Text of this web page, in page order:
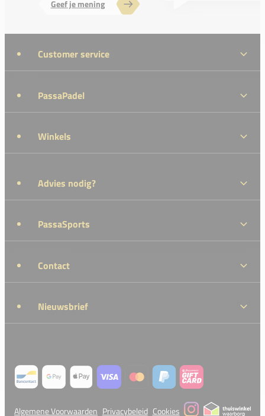
Geef je mening
Customer service
PassaPadel
Winkels
Advies nodig?
PassaSports
Contact
Nieuwsbrief
Algemene Voorwaarden Privacybeleid Cookies